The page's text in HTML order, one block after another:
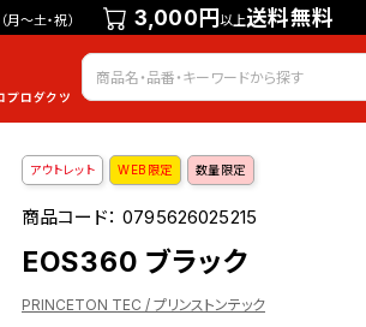
（月～土・祝） 3,000円以上送料無料
会員登録 ログイ
アウトレット WEB限定 数量限定
商品コード：0795626025215
EOS360 ブラック
PRINCETON TEC / プリンストンテック